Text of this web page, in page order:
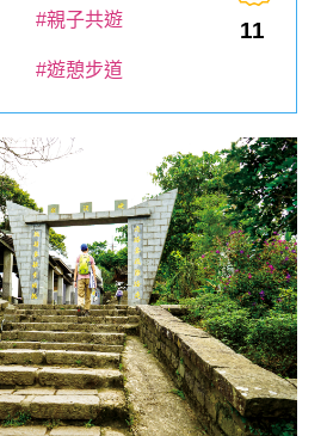
11
#親子共遊
#遊憩步道